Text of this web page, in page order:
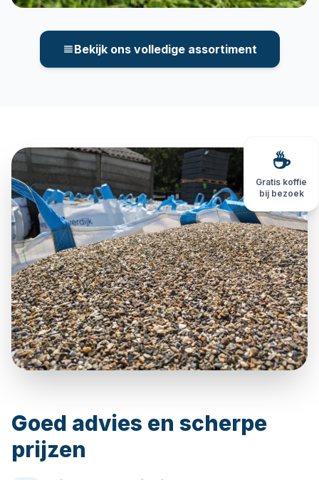
Bekijk ons volledige assortiment
☕
Gratis koffie
bij bezoek
Goed advies en scherpe
prijzen